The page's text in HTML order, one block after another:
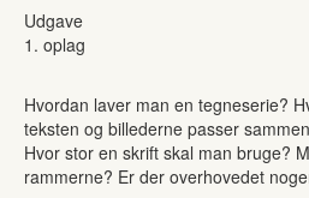
Udgave
1. oplag
Hvordan laver man en tegneserie?
teksten og billederne passer
Hvor stor en skrift skal man bruge?
rammerne? Er der overhovedet